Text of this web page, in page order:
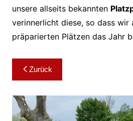
unsere allseits bekannten
verinnerlicht diese, so dass wir
präparierten Plätzen das Jahr
Beitragsnavigation
Zurück